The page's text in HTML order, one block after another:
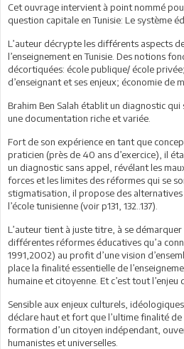
Cet ouvrage intervient à point nommé
question capitale en Tunisie: Le système
L’auteur décrypte les différents aspects
l’enseignement en Tunisie. Des notions
décortiquées: école publique/ école
d’enseignant et ses enjeux; économie de
Brahim Ben Salah établit un diagnostic
une documentation riche et variée.
Fort de son expérience en tant que
praticien (près de 40 ans d’exercice), il
un diagnostic sans appel, révélant les
forces et les limites des réformes qui se
stigmatisation, il propose des alternatives
l’école tunisienne (voir p131, 132..137).
L’auteur tient à juste titre, à se
différentes réformes éducatives qu’a
1991,2002) au profit d’une vision
place la finalité essentielle de
humaine et citoyenne. Et c’est tout l’enjeu
Sensible aux enjeux culturels,
déclare haut et fort que l’ultime finalité de
formation d’un citoyen indépendant,
humanistes et universelles.